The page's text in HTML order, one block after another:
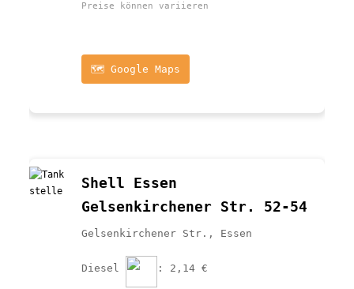
Preise können variieren
🗺️ Google Maps
Shell Essen
Gelsenkirchener Str. 52-54
Gelsenkirchener Str., Essen
Diesel : 2,14 €